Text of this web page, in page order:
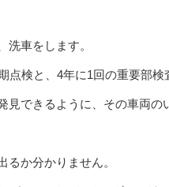
車をします。
検と、4年に1回の重要部
できるように、その車両
か分かりません。